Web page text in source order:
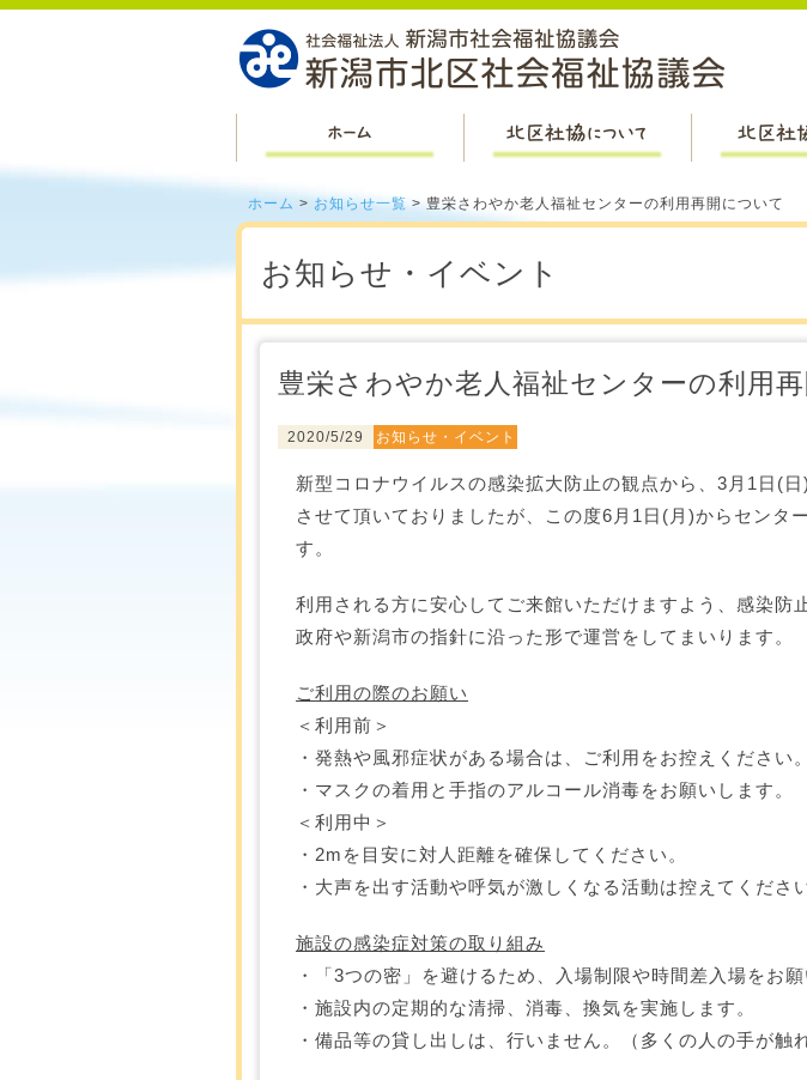
社会
北区社協について
ホーム > お知らせ一覧 > 豊栄さわやか老人福祉センターの利用再開について
お知らせ・イベント
豊栄さわやか老人福祉センターの利用
2020/5/29 お知らせ・イベント
新型コロナウイルスの感染拡大防止の観点から、3月1日(日
させて頂いておりましたが、この度6月1日(月)からセンタ
す。
利用される方に安心してご来館いただけますよう、感染防
政府や新潟市の指針に沿った形で運営をしてまいります。
ご利用の際のお願い
＜利用前＞
・発熱や風邪症状がある場合は、ご利用をお控えください。
・マスクの着用と手指のアルコール消毒をお願いします。
＜利用中＞
・2mを目安に対人距離を確保してください。
・大声を出す活動や呼気が激しくなる活動は控えてください
施設の感染症対策の取り組み
・「3つの密」を避けるため、入場制限や時間差入場をお
・施設内の定期的な清掃、消毒、換気を実施します。
・備品等の貸し出しは、行いません。（多くの人の手が触